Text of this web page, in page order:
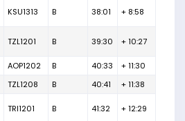
KSU1313 B 38:01 + 8:58
TZL1201 B 39:30 + 10:27
AOP1202 B 40:33
+ 11:30
TZL1208 B 40:41 + 11:38
TRI1201 B 41:32 + 12:29